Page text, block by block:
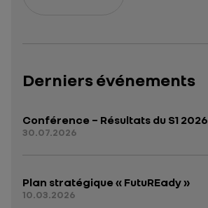
Derniers événements
Conférence – Résultats du S1 2026
30.07.2026
Plan stratégique « FutuREady »
10.03.2026